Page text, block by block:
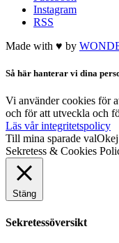
Instagram
RSS
Made with ♥ by
Så här hanterar vi dina
Vi använder cookies för
och för att utveckla och
Läs vår integritetspolicy
Till mina sparade valOkej
Sekretess & Cookies
Stäng
Sekretessöversikt